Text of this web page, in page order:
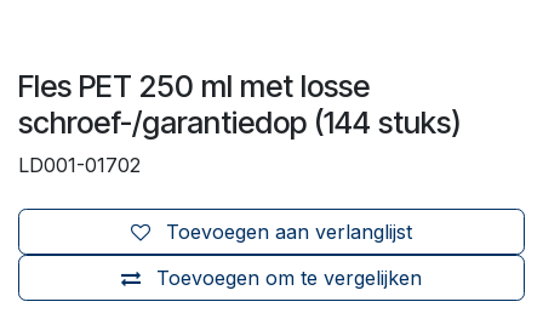
Fles PET 250 ml met losse
schroef-/garantiedop (144 stuks)
LD001-01702
Toevoegen om te vergelijken
Toevoegen aan verlanglijst